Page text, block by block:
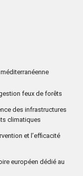
feux de forêts
des infrastructures
climatiques
et l’efficacité
européen dédié au